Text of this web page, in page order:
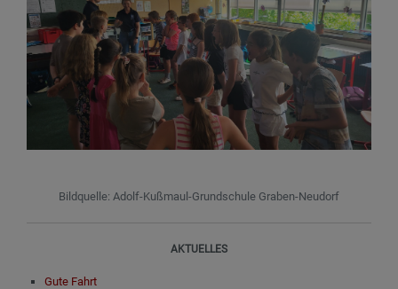
Bildquelle: Adolf-Kußmaul-Grundschule Graben-Neudorf
AKTUELLES
Gute Fahrt